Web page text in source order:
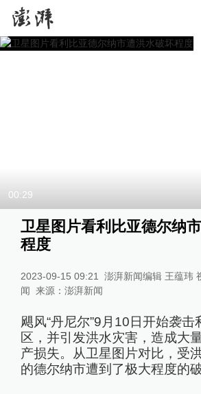
00:29
卫星图片看利比亚德尔纳
程度
2023-09-15 09:21
澎湃新闻编辑 王蕴玮
闻 来源： 澎湃新闻
飓风“丹尼尔”9月10日开始袭击
区，并引发洪水灾害，造成大
产损失。从卫星图片对比，受
的德尔纳市遭到了极大程度的破